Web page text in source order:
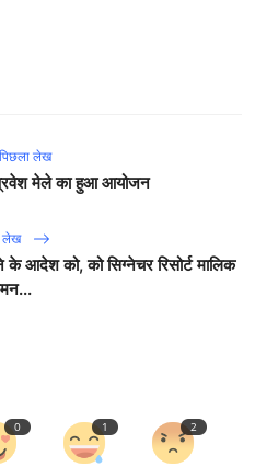
पिछला लेख
मेले का हुआ आयोजन
लेख
के आदेश को, को सिग्नेचर रिसोर्ट मालिक
0 1 2